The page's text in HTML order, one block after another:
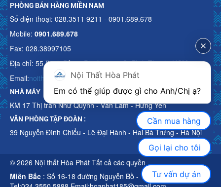
PHÒNG BÁN HÀNG MIỀN NAM
Số điện thoại: 028.3511 9211 - 0901.689.678
Mobile: 0901.689.678
Fax: 028.38997105
Địa chỉ: 55 Bạch Đằng, Phường 15, Q. Bình Thạnh, HCM
Email:noithathoaphattot@gmail.com
NHÀ MÁY
KM 17 Thị trấn Như Quỳnh - Văn Lâm - Hưng Yên
VĂN PHÒNG TẬP ĐOÀN :
39 Nguyễn Đình Chiểu - Lê Đại Hành - Hai Bà Trưng - Hà Nội
© 2026 Nội thất Hòa Phát Tất cả các quyền
Miền Bắc : Số 16-18 đường Nguyễn Bồ - TP Hà Nội
Nội Thất Hòa Phát
Cần mua hàng
Gọi lại cho tôi
Tư vấn dự án